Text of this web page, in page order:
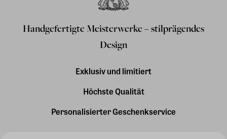
Handgefertigte Meisterwerke – stilprägendes
Design
Exklusiv und limitiert
Höchste Qualität
Personalisierter Geschenkservice